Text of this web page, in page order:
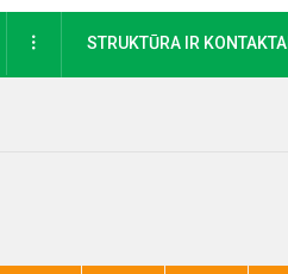
DAUGIAUSTRUKTŪRA IR KONTAKTAI